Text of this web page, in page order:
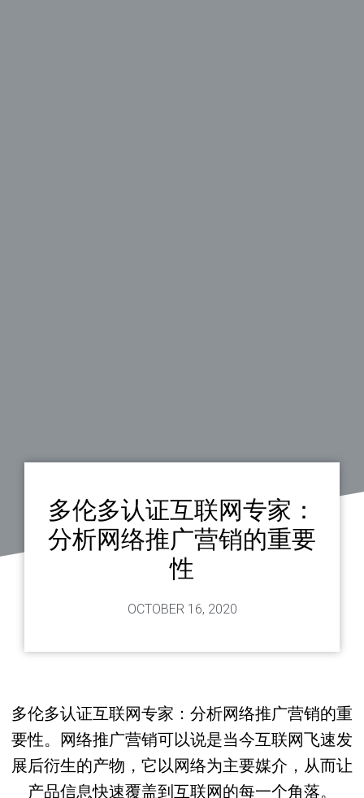
多伦多认证互联网专家：
分析网络推广营销的重要
性
OCTOBER 16, 2020
多伦多认证互联网专家：分析网络推广营销的重
要性。网络推广营销可以说是当今互联网飞速发
展后衍生的产物，它以网络为主要媒介，从而让
产品信息快速覆盖到互联网的每一个角落。